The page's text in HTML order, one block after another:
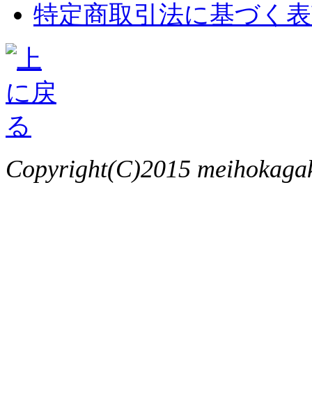
特定商取引法に基づく
Copyright(C)2015